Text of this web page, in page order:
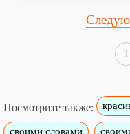
1
Посмотрите также:
своими словами